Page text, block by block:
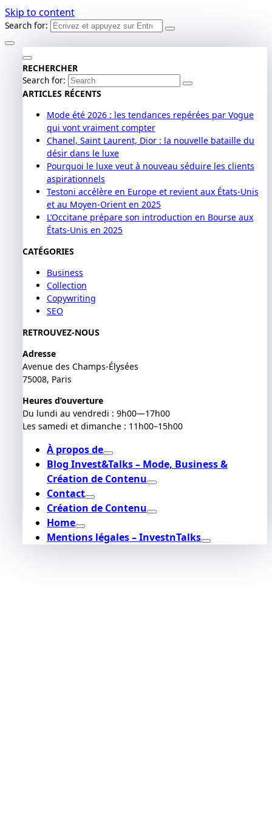
Skip to content
Search for:
RECHERCHER
Search for:
ARTICLES RÉCENTS
Mode été 2026 : les tendances repérées par Vogue
qui vont vraiment compter
Chanel, Saint Laurent, Dior : la nouvelle bataille du
désir dans le luxe
Pourquoi le luxe veut à nouveau séduire les clients
aspirationnels
Testoni accélère en Europe et revient aux États-Unis
et au Moyen-Orient en 2025
L’Occitane prépare son introduction en Bourse aux
États-Unis en 2025
CATÉGORIES
Business
Collection
Copywriting
SEO
RETROUVEZ-NOUS
Adresse
Avenue des Champs-Élysées
75008, Paris
Heures d’ouverture
Du lundi au vendredi : 9h00—17h00
Les samedi et dimanche : 11h00–15h00
À propos de
Blog Invest&Talks – Mode, Business &
Création de Contenu
Contact
Création de Contenu
Home
Mentions légales – InvestnTalks